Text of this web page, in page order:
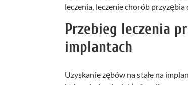
leczenia, leczenie chorób przyzębia
Przebieg leczenia
implantach
Uzyskanie zębów na stałe na